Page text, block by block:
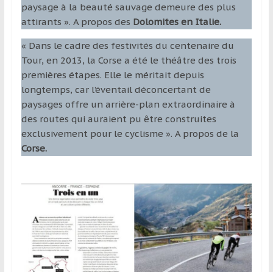
paysage à la beauté sauvage demeure des plus
attirants ». A propos des Dolomites en Italie.
« Dans le cadre des festivités du centenaire du
Tour, en 2013, la Corse a été le théâtre des trois
premières étapes. Elle le méritait depuis
longtemps, car l’éventail déconcertant de
paysages offre un arrière-plan extraordinaire à
des routes qui auraient pu être construites
exclusivement pour le cyclisme ». A propos de la
Corse.